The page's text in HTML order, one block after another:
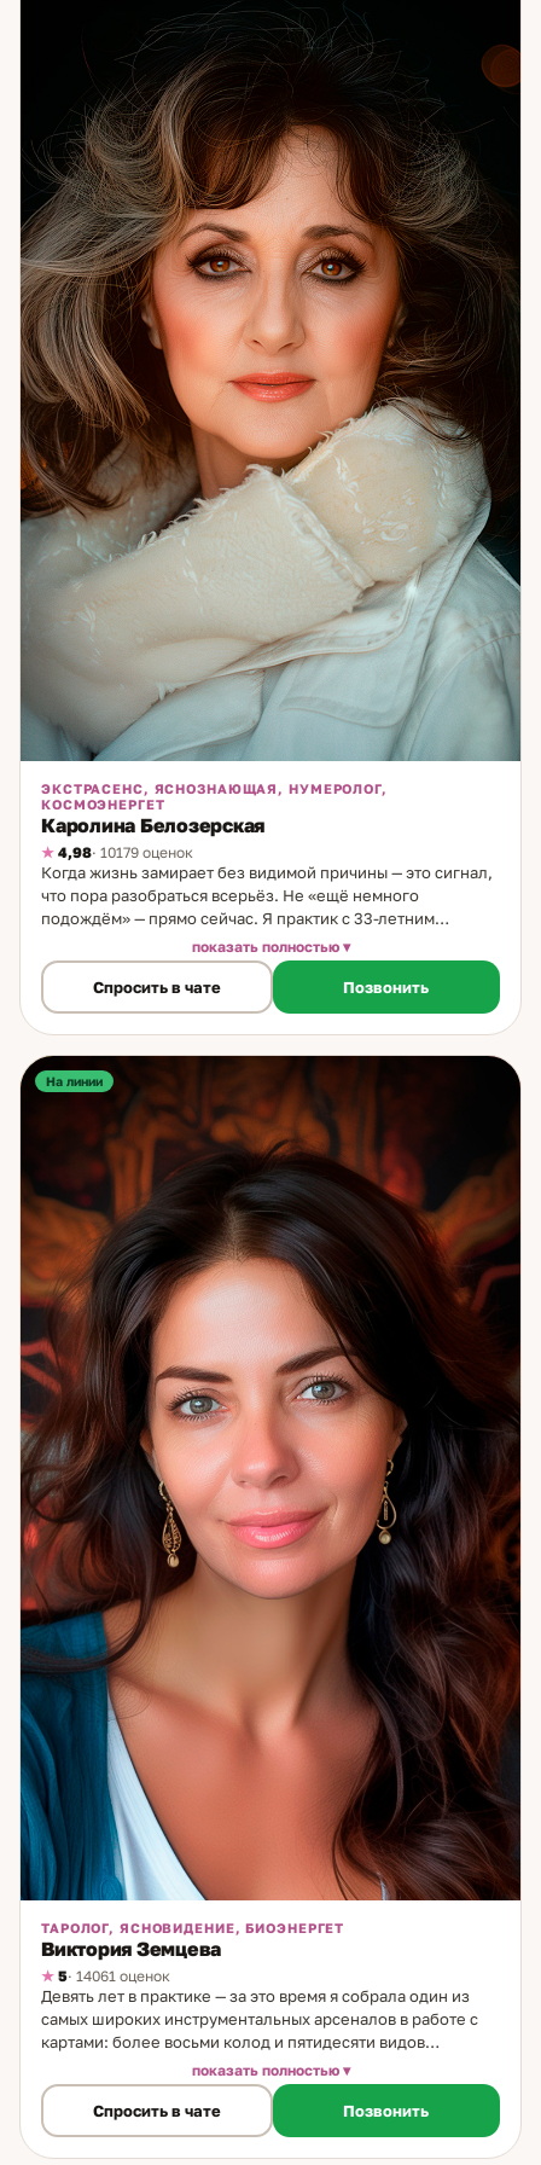
боятся ошибиться; когда в отношениях или в деньгах
повторяется один сценарий снова и снова; когда
накопилась усталость и апатия без видимой причины;
когда «что-то не так» — но непонятно, где именно
корень. Уже в процессе разговора часто уходит
напряжение. Потому что то, что казалось запутанным,
оказывается понятным — нужно только посмотреть на
это вместе.
ЭКСТРАСЕНС, ЯСНОЗНАЮЩАЯ, НУМЕРОЛОГ,
КОСМОЭНЕРГЕТ
Каролина Белозерская
4,98· 10179 оценок
Когда жизнь замирает без видимой причины — это сигнал,
что пора разобраться всерьёз. Не «ещё немного
подождём» — прямо сейчас. Я практик с 33-летним
стажем. Специализируюсь на считывании состояний,
нумерологии, ясновидении и биоэнергетике. Работаю в
комплексном формате — объединяю несколько методов
для точного ответа. Что делаю на консультации: через
глубокий расклад из 6 позиций определяю миссию
человека в этой жизни и способы её реализации.
Считываю мысли и истинные намерения партнёра — не то,
что он говорит, а то, что реально происходит внутри.
Просматриваю совместимость. Нахожу причины
одиночества, измен, охлаждения. Темы: отношения;
миссия и предназначение; финансы и карьера; причины
одиночества. Мои клиенты уходят с ощущением
уверенности: знают, где искать опору, что делать и куда
двигаться. Если жизнь остановилась — это сигнал. Пора
разобраться.
показать полностью
Спросить в чате Позвонить
На линии
ТАРОЛОГ, ЯСНОВИДЕНИЕ, БИОЭНЕРГЕТ
Виктория Земцева
5· 14061 оценок
Девять лет в практике — за это время я собрала один из
самых широких инструментальных арсеналов в работе с
картами: более восьми колод и пятидесяти видов
разборов. Не для объёма — для точности. Разные запросы
требуют разного подхода. Моя работа с картами — не
механическая. Я их чувствую: каждая карта даёт мне
образ, ощущение, иногда прямой ответ. Это не
интерпретация значений — это живой диалог с картой.
показать полностью
Спросить в чате Позвонить